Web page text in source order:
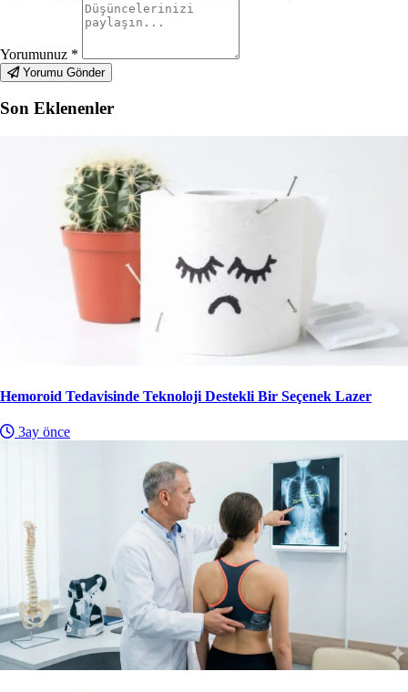
Yorumunuz *
Yorumu Gönder
Son Eklenenler
Hemoroid Tedavisinde Teknoloji Destekli Bir Seçenek Lazer
3ay önce